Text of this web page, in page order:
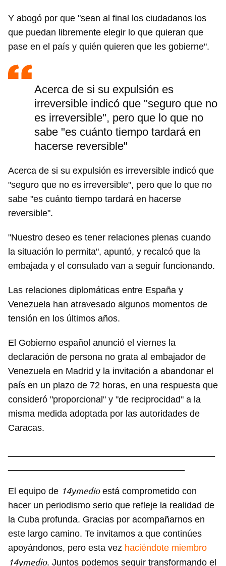
Guardar como favorito
Para poder guardar como favorito, primero has de
Y abogó por que "sean al final los ciudadanos los
que puedan libremente elegir lo que quieran que
pase en el país y quién quieren que les gobierne".
Acerca de si su expulsión es
irreversible indicó que "seguro que no
es irreversible", pero que lo que no
sabe "es cuánto tiempo tardará en
hacerse reversible"
Acerca de si su expulsión es irreversible indicó que
"seguro que no es irreversible", pero que lo que no
sabe "es cuánto tiempo tardará en hacerse
reversible".
"Nuestro deseo es tener relaciones plenas cuando
la situación lo permita", apuntó, y recalcó que la
embajada y el consulado van a seguir funcionando.
Las relaciones diplomáticas entre España y
Venezuela han atravesado algunos momentos de
tensión en los últimos años.
El Gobierno español anunció el viernes la
declaración de persona no grata al embajador de
Venezuela en Madrid y la invitación a abandonar el
país en un plazo de 72 horas, en una respuesta que
consideró "proporcional" y "de reciprocidad" a la
misma medida adoptada por las autoridades de
Caracas.
El equipo de 14ymedioestá comprometido con
hacer un periodismo serio que refleje la realidad de
la Cuba profunda. Gracias por acompañarnos en
este largo camino. Te invitamos a que continúes
apoyándonos, pero esta vez haciéndote miembro
14ymedio. Juntos podemos seguir transformando el